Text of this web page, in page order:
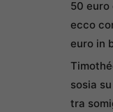
50 euro
ecco
euro in
sosia
tra